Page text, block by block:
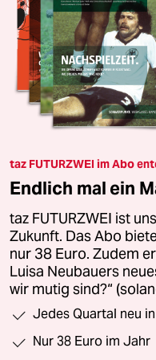
taz FUTURZWEI im Abo
Endlich mal ein
taz FUTURZWEI ist
Zukunft. Das Abo
nur 38 Euro. Zudem
Luisa Neubauers
wir mutig sind?“
Jedes Quartal neu
Nur 38 Euro im Jahr